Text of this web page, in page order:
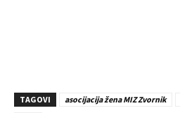
TAGOVI asocijacija žena MIZ Zvornik